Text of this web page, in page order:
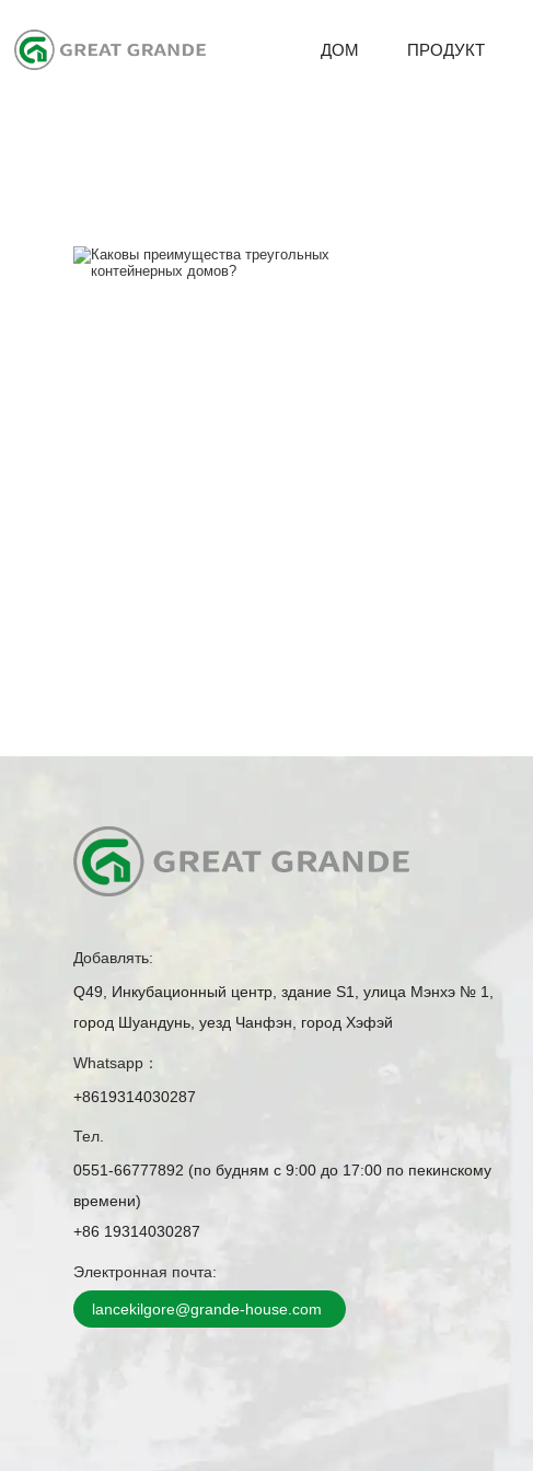
ДОМ ПРОДУКТ
Добавлять:
Q49, Инкубационный центр, здание S1, улица Мэнхэ № 1,
город Шуандунь, уезд Чанфэн, город Хэфэй
Whatsapp：
+8619314030287
Тел.
0551-66777892 (по будням с 9:00 до 17:00 по пекинскому
времени)
+86 19314030287
Электронная почта:
lancekilgore@grande-house.com